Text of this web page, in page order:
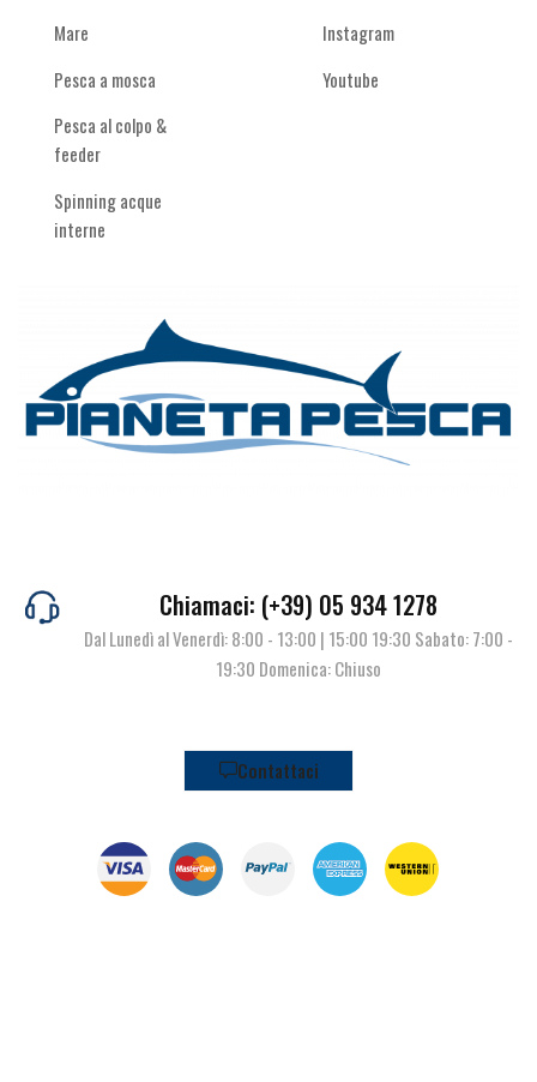
Mare
Pesca a mosca
Pesca al colpo &
feeder
Spinning acque
interne
Instagram
Youtube
Chiamaci: (+39) 05 934 1278
Dal Lunedì al Venerdì: 8:00 - 13:00 | 15:00 19:30 Sabato: 7:00 -
19:30 Domenica: Chiuso
Contattaci